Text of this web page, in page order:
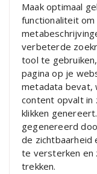
Maak optimaal
functionaliteit
verbeterde
tool te
pagina op je
metadata bevat,
content opvalt in
klikken
gegenereerd
de zichtbaarheid
te versterken en
trekken.